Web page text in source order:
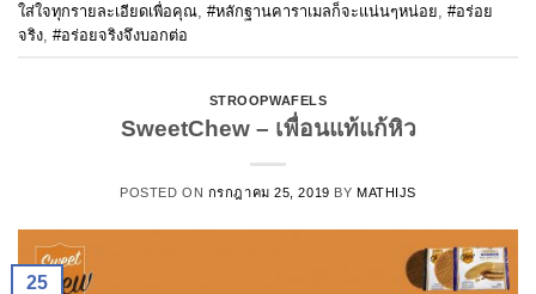
ใส่ใจทุกรายละเอียดเพื่อคุณ #หลักฐานคาราเมลก็จะแน่นๆหน่อย #อร่อย
จริง #อร่อยจริงจึงบอกต่อ
STROOPWAFELS
SweetChew – เพื่อนแท้แก้หิว
POSTED ON กรกฎาคม 25, 2019 BY MATHIJS
25